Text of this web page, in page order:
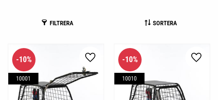
FILTRERA SORTERA
10%
10001
Lägg till i favoriter
10%
10010
Lägg